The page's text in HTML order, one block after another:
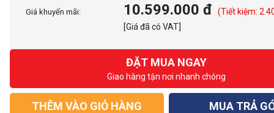
Giá khuyến mãi: 10.599.000 đ
(Tiết kiệm:
[Giá đã có VAT]
ĐẶT MUA NGAY
Giao hàng tận nơi nhanh chóng
THÊM VÀO GIỎ HÀNG MUA TRẢ